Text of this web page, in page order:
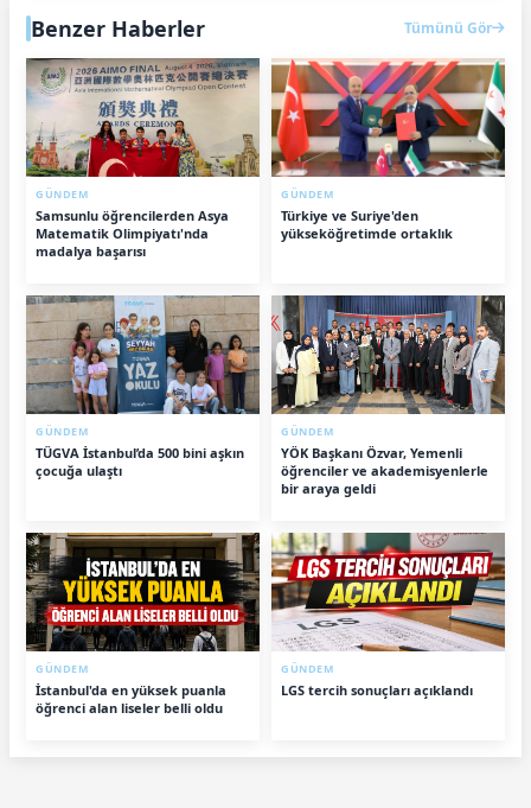
Benzer Haberler Tümünü Gör
GÜNDEM
Samsunlu öğrencilerden Asya
Matematik Olimpiyatı'nda
madalya başarısı
GÜNDEM
Türkiye ve Suriye'den
yükseköğretimde ortaklık
GÜNDEM
TÜGVA İstanbul’da 500 bini aşkın
çocuğa ulaştı
GÜNDEM
YÖK Başkanı Özvar, Yemenli
öğrenciler ve akademisyenlerle
bir araya geldi
GÜNDEM
İstanbul'da en yüksek puanla
öğrenci alan liseler belli oldu
GÜNDEM
LGS tercih sonuçları açıklandı